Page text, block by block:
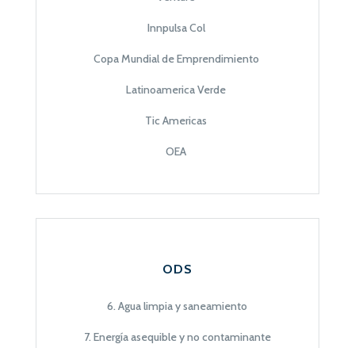
Innpulsa Col
Copa Mundial de Emprendimiento
Latinoamerica Verde
Tic Americas
OEA
ODS
6. Agua limpia y saneamiento
7. Energía asequible y no contaminante